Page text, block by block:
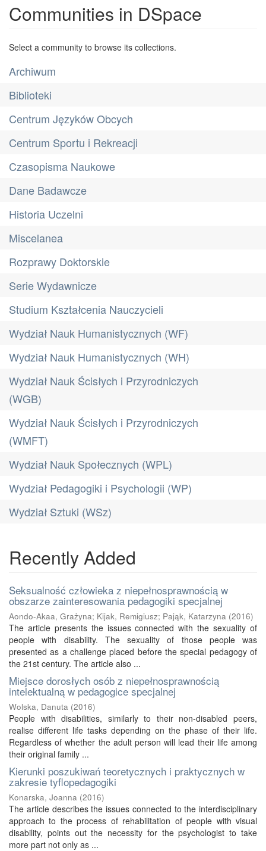
Communities in DSpace
Select a community to browse its collections.
Archiwum
Biblioteki
Centrum Języków Obcych
Centrum Sportu i Rekreacji
Czasopisma Naukowe
Dane Badawcze
Historia Uczelni
Miscelanea
Rozprawy Doktorskie
Serie Wydawnicze
Studium Kształcenia Nauczycieli
Wydział Nauk Humanistycznych (WF)
Wydział Nauk Humanistycznych (WH)
Wydział Nauk Ścisłych i Przyrodniczych
(WGB)
Wydział Nauk Ścisłych i Przyrodniczych
(WMFT)
Wydział Nauk Społecznych (WPL)
Wydział Pedagogiki i Psychologii (WP)
Wydział Sztuki (WSz)
Recently Added
Seksualność człowieka z niepełnosprawnością w
obszarze zainteresowania pedagogiki specjalnej
Aondo-Akaa, Grażyna; Kijak, Remigiusz; Pająk, Katarzyna (2016)
The article presents the issues connected with the sexuality of
people with disability. The sexuality of those people was
presented as a challenge placed before the special pedagogy of
the 21st century. The article also ...
Miejsce dorosłych osób z niepełnosprawnością
intelektualną w pedagogice specjalnej
Wolska, Danuta (2016)
People with disabilities, similarly to their non-disabled peers,
realise different life tasks depending on the phase of their life.
Regardless of whether the adult person will lead their life among
their original family ...
Kierunki poszukiwań teoretycznych i praktycznych w
zakresie tyflopedagogiki
Konarska, Joanna (2016)
The article describes the issues connected to the interdisciplinary
approach to the process of rehabilitation of people with visual
disability, points out the necessity for the psychologist to take
more part not only as ...